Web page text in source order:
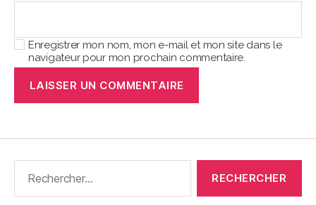
Enregistrer mon nom, mon e-mail et mon site dans le
navigateur pour mon prochain commentaire.